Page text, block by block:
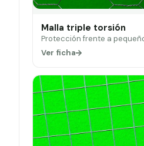
Malla triple torsión
Protección frente a
Ver ficha